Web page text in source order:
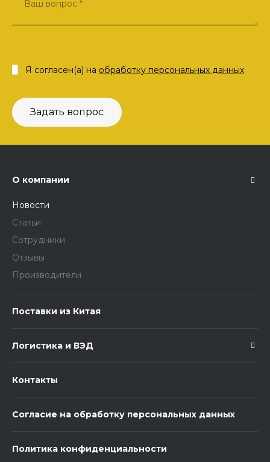
Задать вопрос
Я согласен(а) на обработку персональных данных
О компании
Новости
Статьи
Сотрудники
Отзывы
Производители
Поставки из Китая
Логистика и ВЭД
Контакты
Согласие на обработку персональных данных
Политика конфиденциальности